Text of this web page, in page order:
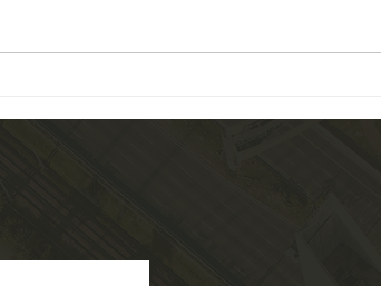
a base de dados de Repetitivos e